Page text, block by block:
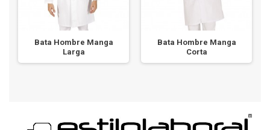
Bata Hombre Manga
Larga
Bata Hombre Manga
Corta